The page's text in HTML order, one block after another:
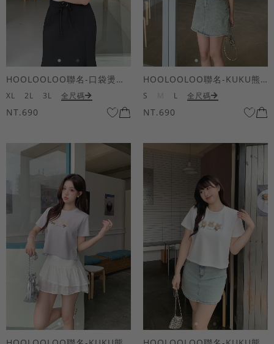
HOOLOOLOO聯名-口袋燙金KUKU熊短袖上衣
XL 2L 3L 全尺碼
NT.690
HOOLOOLOO聯名-KUKU熊蝴蝶結短袖上衣
S L 全尺碼
NT.690